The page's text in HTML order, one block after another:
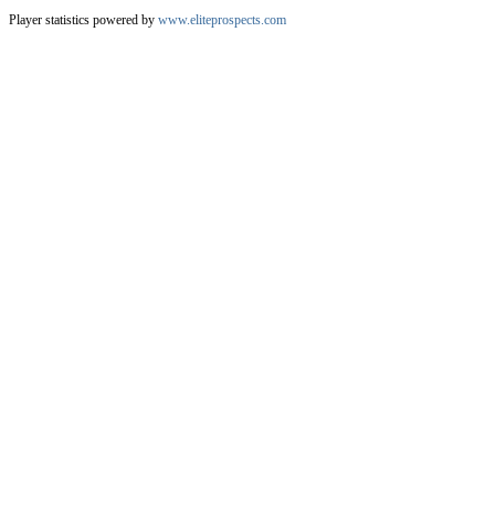
Player statistics powered by www.eliteprospects.com